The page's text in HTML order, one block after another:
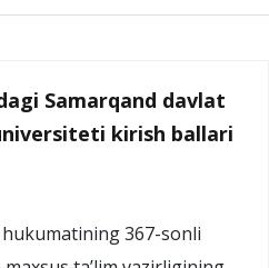
Samarqand davlat
kirish ballari
367-sonli